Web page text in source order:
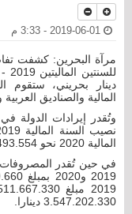
مرآة البحرين: كشفت
دينار بحريني، ستقوم
المالية والصناديق العربية
المالية 2020 نحو 2.946.493.554 دينارا.
في حين تُقدر المصروفات
3.547.202.330 دينارا.